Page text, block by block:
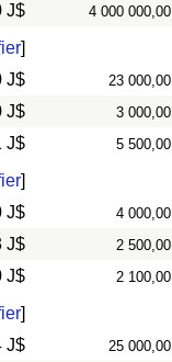
J$ 4 000 000,00
]
J$ 23 000,00
J$ 3 000,00
J$ 5 500,00
]
J$ 4 000,00
J$ 2 500,00
J$ 2 100,00
]
J$ 25 000,00